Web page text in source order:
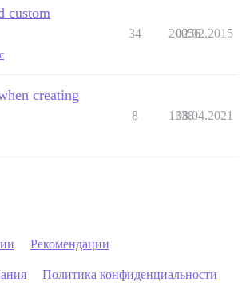
custom
34 20056
02.02.2015
creating
8 1338
08.04.2021
Рекомендации
Политика конфиденциальности